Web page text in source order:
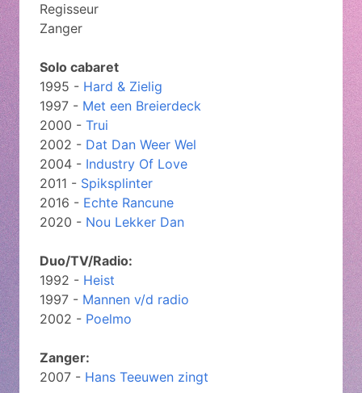
Regisseur
Zanger
Solo cabaret
1995 - Hard & Zielig
1997 - Met een Breierdeck
2000 - Trui
2002 - Dat Dan Weer Wel
2004 - Industry Of Love
2011 - Spiksplinter
2016 - Echte Rancune
2020 - Nou Lekker Dan
Duo/TV/Radio:
1992 - Heist
1997 - Mannen v/d radio
2002 - Poelmo
Zanger:
2007 - Hans Teeuwen zingt